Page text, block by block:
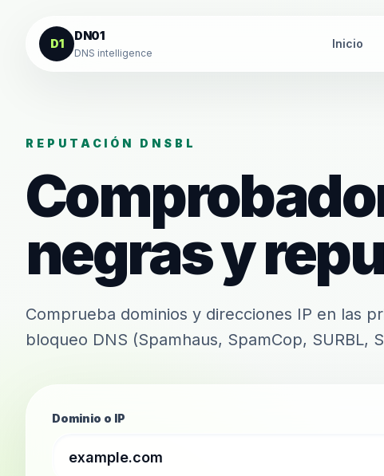
Saltar al contenido
D1
DN01
DNS intelligence
Inicio
REPUTACIÓN DNSBL
negras y
Comprueba dominios y direcciones IP en las
bloqueo DNS (Spamhaus, SpamCop, SURBL,
Dominio o IP